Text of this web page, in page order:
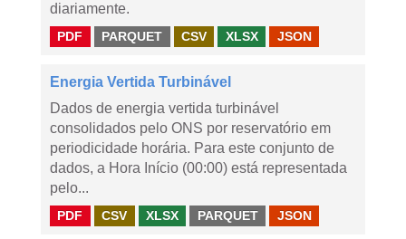
diariamente.
PDF PARQUET CSV XLSX JSON
Energia Vertida Turbinável
Dados de energia vertida turbinável
consolidados pelo ONS por reservatório em
periodicidade horária. Para este conjunto de
dados, a Hora Início (00:00) está representada
pelo...
PDF CSV XLSX PARQUET JSON